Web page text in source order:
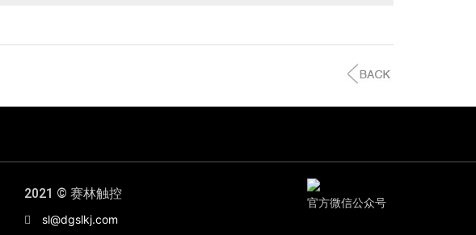
2021 © 赛林触控
sl@dgslkj.com
官方微信公众号